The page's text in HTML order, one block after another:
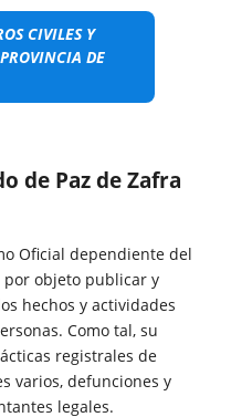
CIVILES Y
DE
de Paz de Zafra
Oficial dependiente del
objeto publicar y
hechos y actividades
Como tal, su
registrales de
varios, defunciones y
legales.